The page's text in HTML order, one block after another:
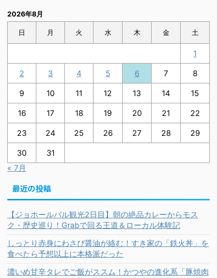
2026年8月
日 月 火 水 木 金 土
1
2 3 4 5 6 7 8
9 10 11 12 13 14 15
16 17 18 19 20 21 22
23 24 25 26 27 28 29
30
31
« 7月
最近の投稿
【ジョホールバル観光2日目】朝の絶品カレーからモス
ク・歴史巡り！Grabで回る王道＆ローカル体験記
しっとり赤身にわさび醤油が絡む！すき家の「鉄火丼」を
食べたら予想以上に本格派だった
濃いめ甘辛タレでご飯がススム！かつやの進化系「豚焼肉